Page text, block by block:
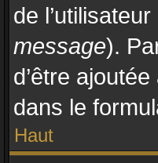
de
message).
d’être
dans le
Haut